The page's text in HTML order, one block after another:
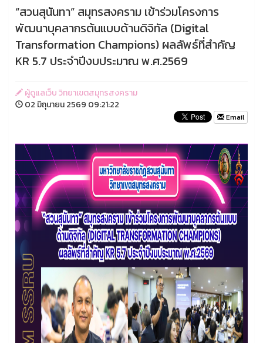
“สวนสุนันทา” สมุทรสงคราม เข้าร่วมโครงการ
พัฒนาบุคลากรต้นแบบด้านดิจิทัล (Digital
Transformation Champions) ผลลัพธ์ที่สำคัญ
KR 5.7 ประจำปีงบประมาณ พ.ศ.2569
ผู้ดูแลเว็บ วิทยาเขตสมุทรสงคราม
02 มิถุนายน 2569 09:21:22
Email